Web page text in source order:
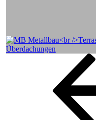
Beitragsnavigation